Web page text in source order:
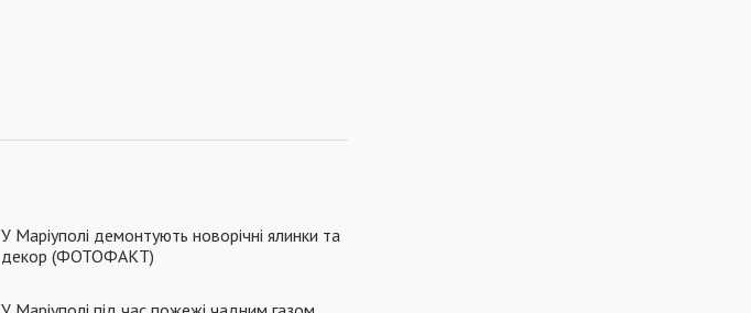
У Маріуполі демонтують новорічні ялинки та
декор (ФОТОФАКТ)